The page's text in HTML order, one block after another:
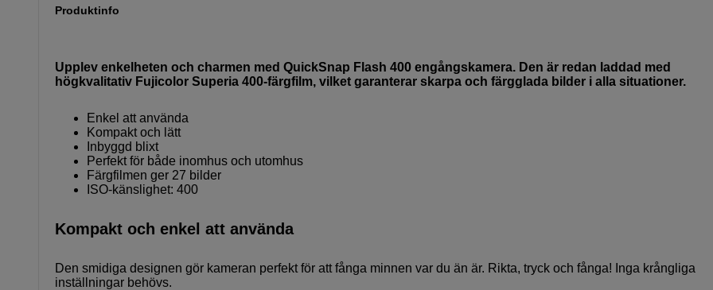
Produktinfo
Upplev enkelheten och charmen med QuickSnap Flash 400 engångskamera. Den är redan laddad med
högkvalitativ Fujicolor Superia 400-färgfilm, vilket garanterar skarpa och färgglada bilder i alla situationer.
Enkel att använda
Kompakt och lätt
Inbyggd blixt
Perfekt för både inomhus och utomhus
Färgfilmen ger 27 bilder
ISO-känslighet: 400
Kompakt och enkel att använda
Den smidiga designen gör kameran perfekt för att fånga minnen var du än är. Rikta, tryck och fånga! Inga krångliga
inställningar behövs.